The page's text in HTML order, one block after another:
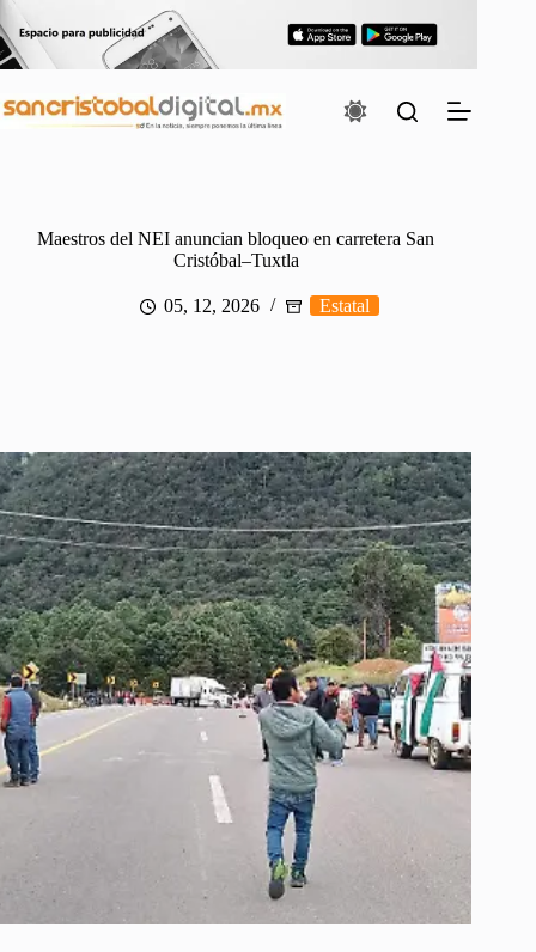
al
contenido
Maestros del NEI anuncian bloqueo en carretera San
Cristóbal–Tuxtla
05, 12, 2026 Estatal